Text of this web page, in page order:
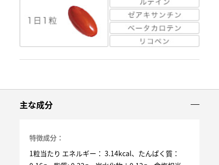
主な成分
特徴成分：
1粒当たり エネルギー： 3.14kcal、たんぱく質：